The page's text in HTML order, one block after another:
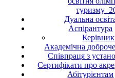
Дуальна
Аспірантура
Академічна
Співпраця з
Сертифікати про
Абітурієнтам